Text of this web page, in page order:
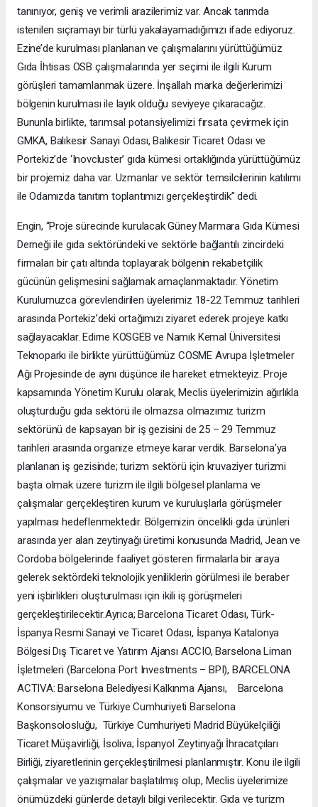
tanınıyor, geniş ve verimli arazilerimiz var. Ancak tarımda
istenilen sıçramayı bir türlü yakalayamadığımızı ifade ediyoruz.
Ezine’de kurulması planlanan ve çalışmalarını yürüttüğümüz
Gıda İhtisas OSB çalışmalarında yer seçimi ile ilgili Kurum
görüşleri tamamlanmak üzere. İnşallah marka değerlerimizi
bölgenin kurulması ile layık olduğu seviyeye çıkaracağız.
Bununla birlikte, tarımsal potansiyelimizi fırsata çevirmek için
GMKA, Balıkesir Sanayi Odası, Balıkesir Ticaret Odası ve
Portekiz’de ‘Inovcluster’ gıda kümesi ortaklığında yürüttüğümüz
bir projemiz daha var. Uzmanlar ve sektör temsilcilerinin katılımı
ile Odamızda tanıtım toplantımızı gerçekleştirdik” dedi.
Engin, “Proje sürecinde kurulacak Güney Marmara Gıda Kümesi
Derneği ile gıda sektöründeki ve sektörle bağlantılı zincirdeki
firmaları bir çatı altında toplayarak bölgenin rekabetçilik
gücünün gelişmesini sağlamak amaçlanmaktadır. Yönetim
Kurulumuzca görevlendirilen üyelerimiz 18-22 Temmuz tarihleri
arasında Portekiz’deki ortağımızı ziyaret ederek projeye katkı
sağlayacaklar. Edirne KOSGEB ve Namık Kemal Üniversitesi
Teknoparkı ile birlikte yürüttüğümüz COSME Avrupa İşletmeler
Ağı Projesinde de aynı düşünce ile hareket etmekteyiz. Proje
kapsamında Yönetim Kurulu olarak, Meclis üyelerimizin ağırlıkla
oluşturduğu gıda sektörü ile olmazsa olmazımız turizm
sektörünü de kapsayan bir iş gezisini de 25 – 29 Temmuz
tarihleri arasında organize etmeye karar verdik. Barselona’ya
planlanan iş gezisinde; turizm sektörü için kruvaziyer turizmi
başta olmak üzere turizm ile ilgili bölgesel planlama ve
çalışmalar gerçekleştiren kurum ve kuruluşlarla görüşmeler
yapılması hedeflenmektedir. Bölgemizin öncelikli gıda ürünleri
arasında yer alan zeytinyağı üretimi konusunda Madrid, Jean ve
Cordoba bölgelerinde faaliyet gösteren firmalarla bir araya
gelerek sektördeki teknolojik yeniliklerin görülmesi ile beraber
yeni işbirlikleri oluşturulması için ikili iş görüşmeleri
gerçekleştirilecektir.Ayrıca; Barcelona Ticaret Odası, Türk-
İspanya Resmi Sanayi ve Ticaret Odası, İspanya Katalonya
Bölgesi Dış Ticaret ve Yatırım Ajansı ACCIO, Barselona Liman
İşletmeleri (Barcelona Port Investments – BPI), BARCELONA
ACTIVA: Barselona Belediyesi Kalkınma Ajansı, Barcelona
Konsorsiyumu ve Türkiye Cumhuriyeti Barselona
Başkonsolosluğu, Türkiye Cumhuriyeti Madrid Büyükelçiliği
Ticaret Müşavirliği, İsoliva; İspanyol Zeytinyağı İhracatçıları
Birliği, ziyaretlerinin gerçekleştirilmesi planlanmıştır. Konu ile ilgili
çalışmalar ve yazışmalar başlatılmış olup, Meclis üyelerimize
önümüzdeki günlerde detaylı bilgi verilecektir. Gıda ve turizm